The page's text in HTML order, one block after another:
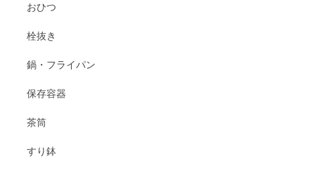
おひつ
栓抜き
鍋・フライパン
保存容器
茶筒
すり鉢